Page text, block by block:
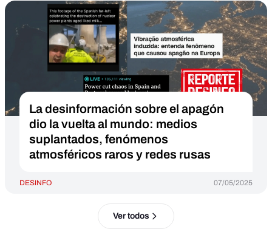
La desinformación sobre el apagón
dio la vuelta al mundo: medios
suplantados, fenómenos
atmosféricos raros y redes rusas
DESINFO 07/05/2025
Ver todos